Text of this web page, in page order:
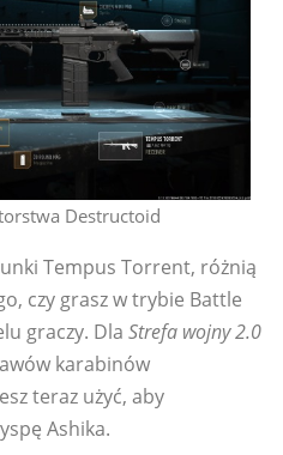
Destructoid
Tempus Torrent, różnią
czy grasz w trybie Battle
graczy. Dla Strefa wojny 2.0
karabinów
teraz użyć, aby
Ashika.